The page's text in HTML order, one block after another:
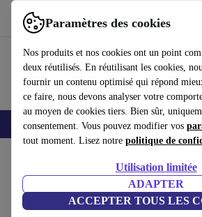
Paramètres des cookies
Nos produits et nos cookies ont un point
deux réutilisés. En réutilisant les cookies,
fournir un contenu optimisé qui répond
ce faire, nous devons analyser votre
au moyen de cookies tiers. Bien sûr,
consentement. Vous pouvez modifier vos
tout moment. Lisez notre politique de
Utilisation limitée
ADAPTER
ACCEPTER TOUS LES
Utilisez refurbed rapidement et facilement
Smartphones Laptops Tablettes Montres
Fujitsu FPCPR119
sans adaptateur secteur